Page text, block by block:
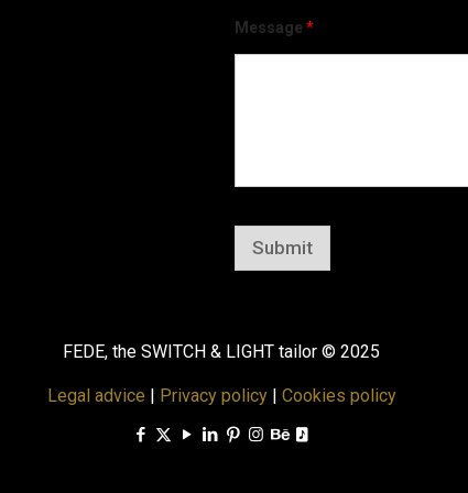
Message *
Submit
FEDE, the SWITCH & LIGHT tailor © 2025
Legal advice | Privacy policy| Cookies policy